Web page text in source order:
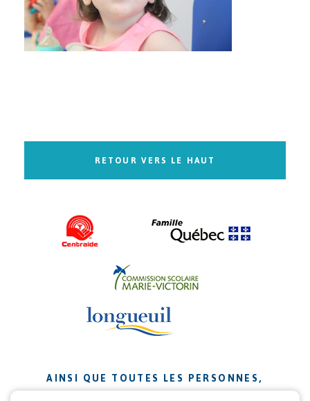
RETOUR VERS LE HAUT
AINSI QUE TOUTES LES PERSONNES,
ORGANISMES ET ENTREPRISES QUI ONT